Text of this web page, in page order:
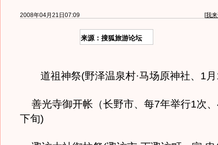
2008年04月21日07:09 [我
来源：搜狐旅游论坛
道祖神祭(野泽温泉村·马场原神社、1月
善光寺御开帐（长野市、每7年举行1次
下旬)